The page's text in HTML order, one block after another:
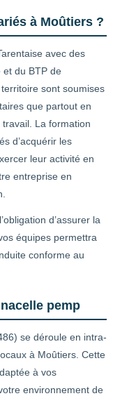
à Moûtiers ?
avec des
et du BTP de
sont soumises
que partout en
La formation
d’acquérir les
leur activité en
entreprise en
d’assurer la
équipes permettra
conforme au
pemp
se déroule en intra-
à Moûtiers. Cette
à vos
environnement de